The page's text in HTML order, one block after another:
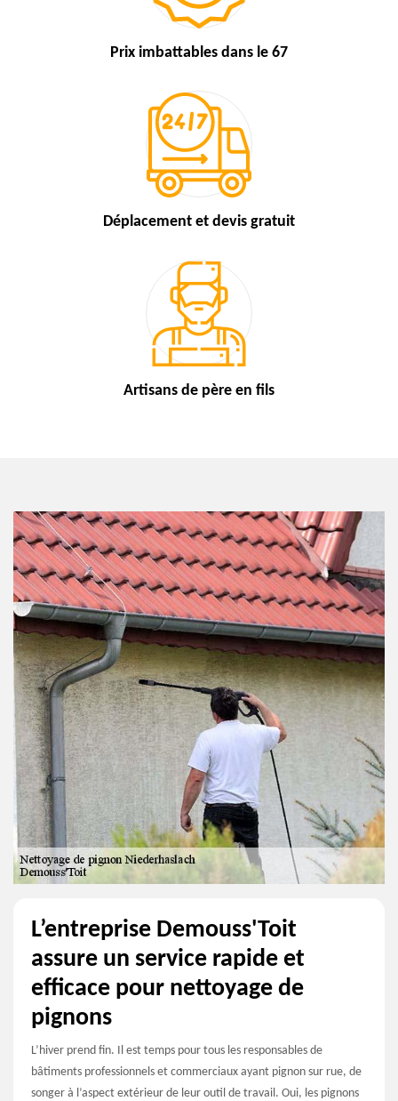
Prix imbattables dans le 67
Déplacement et devis gratuit
Artisans de père en fils
L’entreprise Demouss'Toit
assure un service rapide et
efficace pour nettoyage de
pignons
L’hiver prend fin. Il est temps pour tous les responsables de
bâtiments professionnels et commerciaux ayant pignon sur rue, de
songer à l’aspect extérieur de leur outil de travail. Oui, les pignons